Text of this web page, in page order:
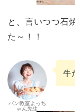
と、言いつつ石
た～！！
パン教室よっち
ゃん先生
牛